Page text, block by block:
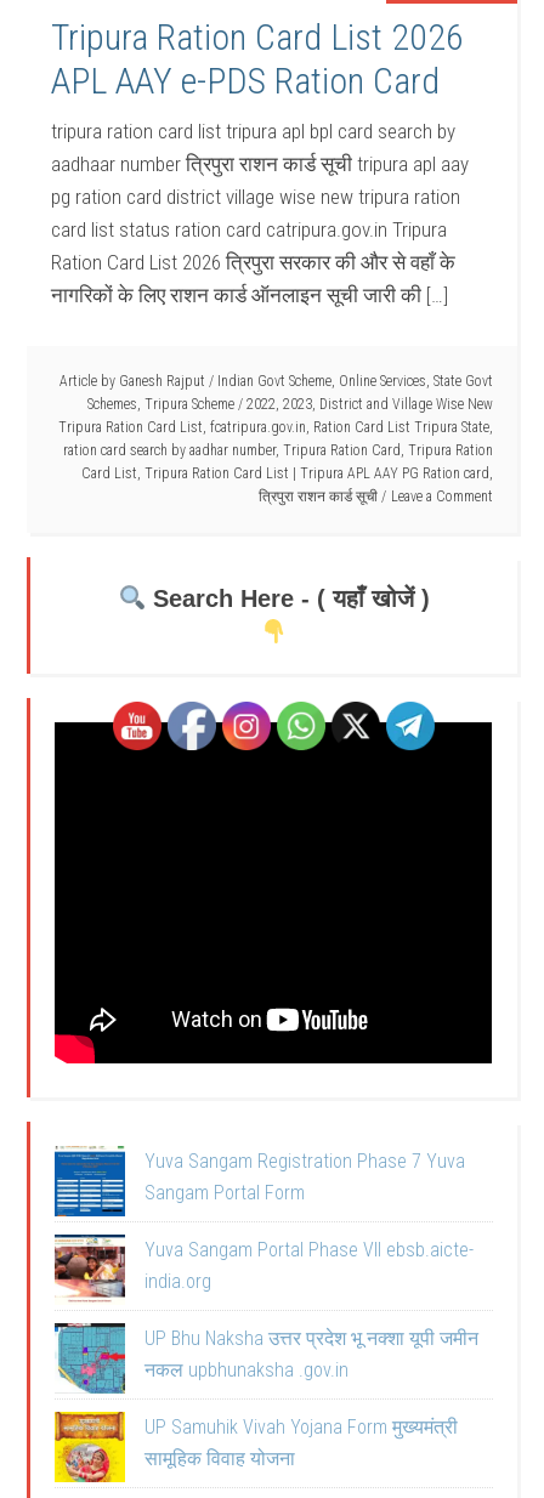
Tripura Ration Card List 2026
APL AAY e-PDS Ration Card
tripura ration card list tripura apl bpl card search by
aadhaar number त्रिपुरा राशन कार्ड सूची tripura apl aay
pg ration card district village wise new tripura ration
card list status ration card catripura.gov.in Tripura
Ration Card List 2026 त्रिपुरा सरकार की और से वहाँ के
नागरिकों के लिए राशन कार्ड ऑनलाइन सूची जारी की […]
Article by Ganesh Rajput / Indian Govt Scheme, Online Services, State Govt
Schemes, Tripura Scheme / 2022, 2023, District and Village Wise New
Tripura Ration Card List, fcatripura.gov.in, Ration Card List Tripura State,
ration card search by aadhar number, Tripura Ration Card, Tripura Ration
Card List, Tripura Ration Card List | Tripura APL AAY PG Ration card,
त्रिपुरा राशन कार्ड सूची
Leave a Comment
Search Here - ( यहाँ खोजें )
Yuva Sangam Registration Phase 7 Yuva
Sangam Portal Form
Yuva Sangam Portal Phase VII ebsb.aicte-
india.org
UP Bhu Naksha उत्तर प्रदेश भू नक्शा यूपी जमीन
नकल upbhunaksha .gov.in
UP Samuhik Vivah Yojana Form मुख्यमंत्री
सामूहिक विवाह योजना